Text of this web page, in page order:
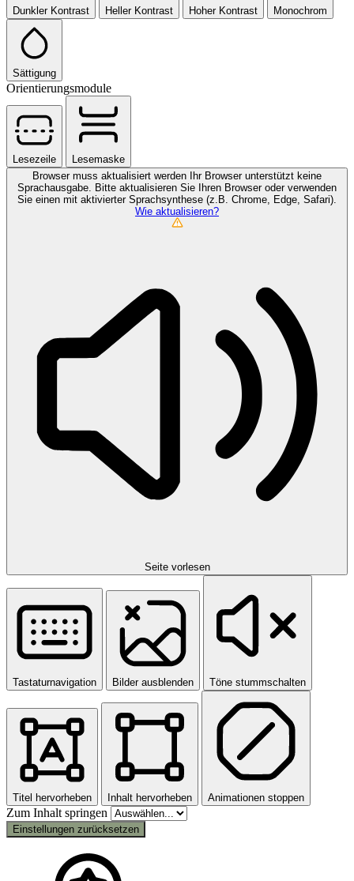
Dunkler Kontrast Heller Kontrast Hoher Kontrast Monochrom
Sättigung
Orientierungsmodule
Lesezeile
Lesemaske
Browser muss aktualisiert werden
Ihr Browser unterstützt keine
Sprachausgabe. Bitte aktualisieren Sie Ihren Browser oder verwenden
Sie einen mit aktivierter Sprachsynthese (z.B. Chrome, Edge, Safari).
Wie aktualisieren?
Seite vorlesen
Tastaturnavigation Bilder ausblenden Töne stummschalten
Titel hervorheben Inhalt hervorheben Animationen stoppen
Zum Inhalt springen
Einstellungen zurücksetzen